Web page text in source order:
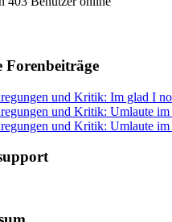
Forenbeiträge
und Kritik: Im glad I
und Kritik: Umlaute im
und Kritik: Umlaute im